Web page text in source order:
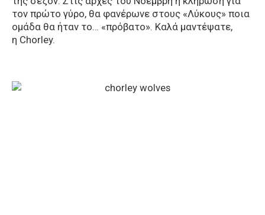
τον πρώτο γύρο, θα φανέρωνε στους «Λύκους» ποια
ομάδα θα ήταν το… «πρόβατο». Καλά μαντέψατε,
η Chorley.